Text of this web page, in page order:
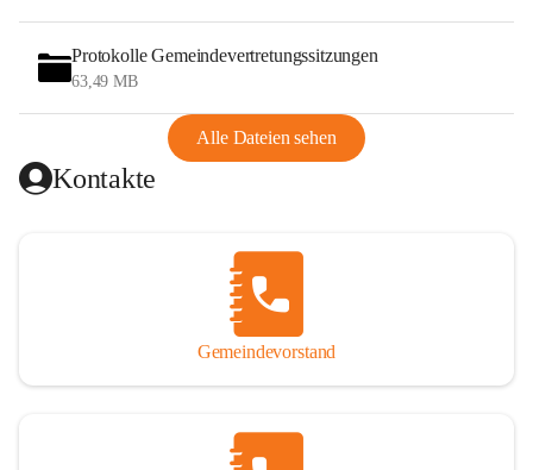
Protokolle Gemeindevertretungssitzungen
63,49 MB
Alle Dateien sehen
Kontakte
Gemeindevorstand